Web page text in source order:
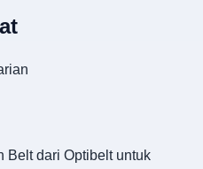
Belt dari Optibelt untuk